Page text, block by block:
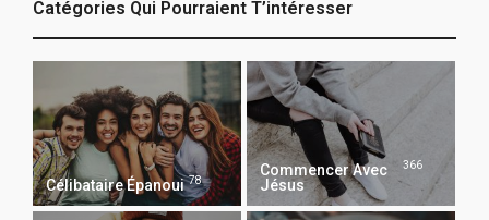
Catégories Qui Pourraient T’intéresser
Célibataire Épanoui 78
Commencer Avec
Jésus
366